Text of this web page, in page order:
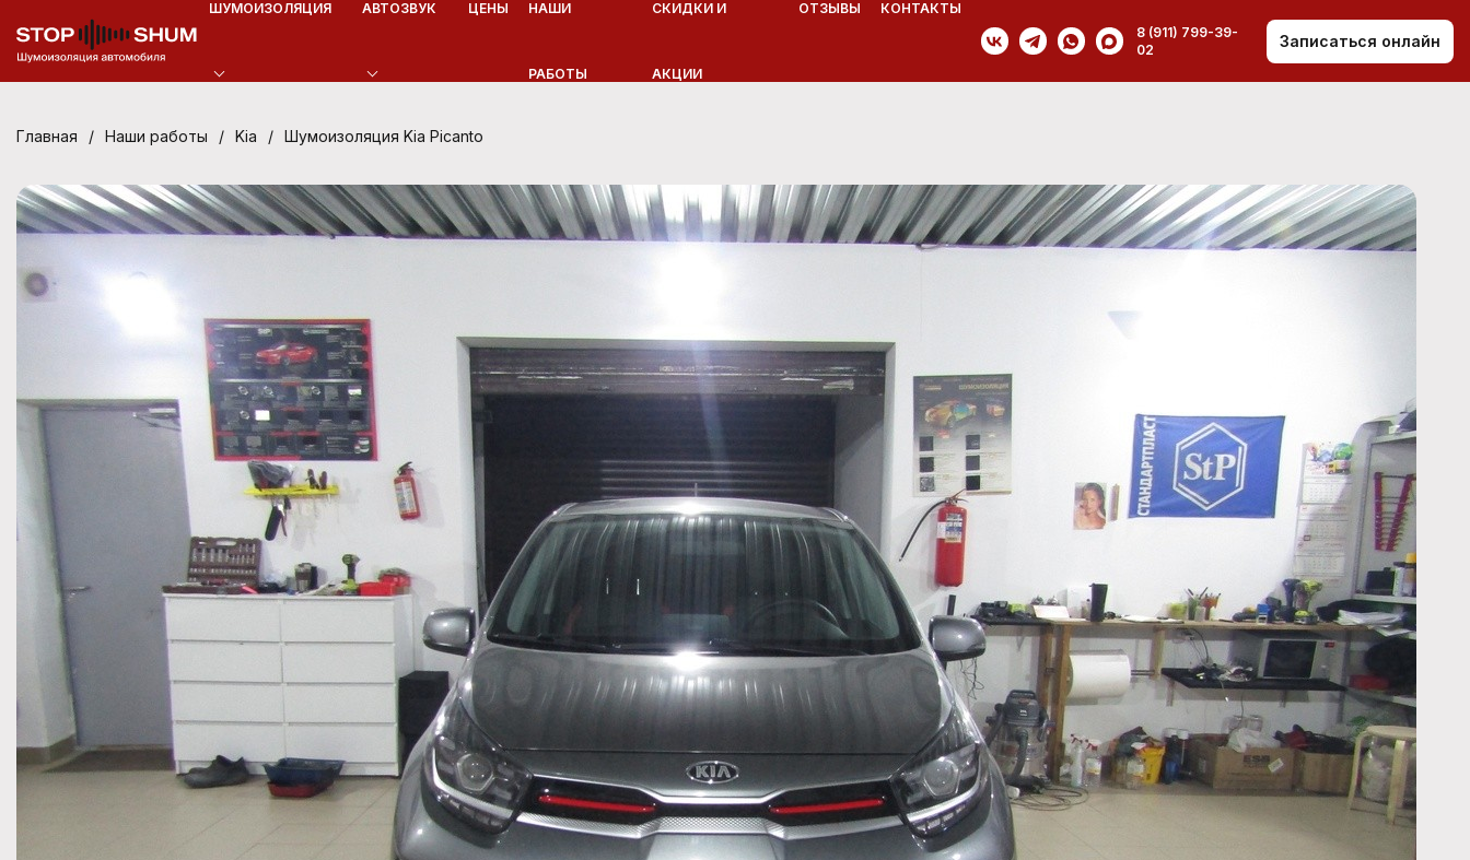
ШУМОИЗОЛЯЦИЯ АВТОЗВУК ЦЕНЫ НАШИ
РАБОТЫ
СКИДКИ И
АКЦИИ
ОТЗЫВЫ
КОНТАКТЫ
8 (911) 799-39-
02
Записаться онлайн
Главная / Наши работы / Kia / Шумоизоляция Kia Picanto